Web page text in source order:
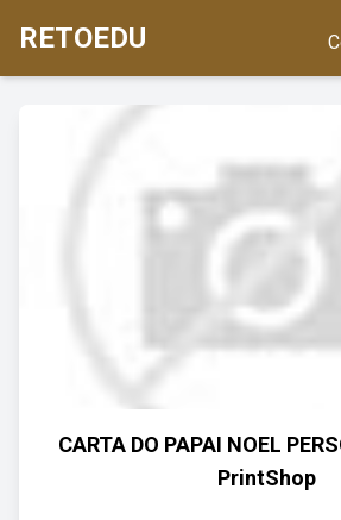
RETOEDU
CARTA DO PAPAI NOEL
PrintShop